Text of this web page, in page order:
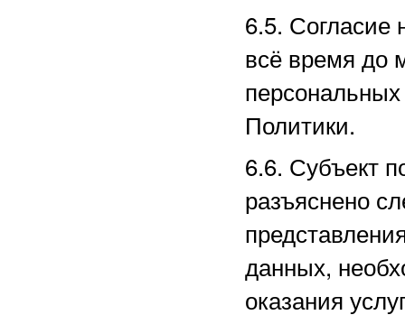
6.5. Согласие
всё время до
Политики.
6.6. Субъект
разъяснено
данных,
оказания